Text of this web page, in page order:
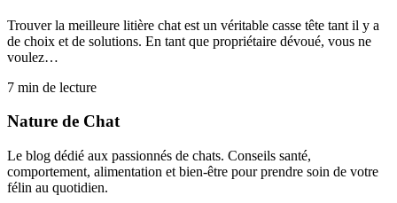
Trouver la meilleure litière chat est un véritable casse tête tant il y a
de choix et de solutions. En tant que propriétaire dévoué, vous ne
voulez…
7 min de lecture
Nature de Chat
Le blog dédié aux passionnés de chats. Conseils santé,
comportement, alimentation et bien-être pour prendre soin de votre
félin au quotidien.